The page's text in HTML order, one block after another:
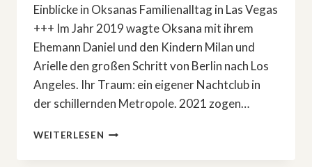
Einblicke in Oksanas Familienalltag in Las Vegas
+++ Im Jahr 2019 wagte Oksana mit ihrem
Ehemann Daniel und den Kindern Milan und
Arielle den großen Schritt von Berlin nach Los
Angeles. Ihr Traum: ein eigener Nachtclub in
der schillernden Metropole. 2021 zogen…
WEITERLESEN NEUE
SOAP